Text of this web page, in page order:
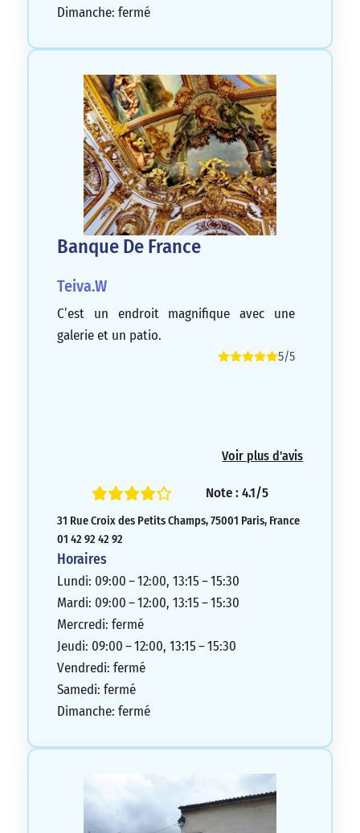
Dimanche: fermé
Banque De France
Teiva.W
C’est un endroit magnifique avec une
galerie et un patio.
5/5
Voir plus d'avis
Note : 4.1/5
31 Rue Croix des Petits Champs, 75001 Paris, France
01 42 92 42 92
Horaires
Lundi: 09:00 – 12:00, 13:15 – 15:30
Mardi: 09:00 – 12:00, 13:15 – 15:30
Mercredi: fermé
Jeudi: 09:00 – 12:00, 13:15 – 15:30
Vendredi: fermé
Samedi: fermé
Dimanche: fermé